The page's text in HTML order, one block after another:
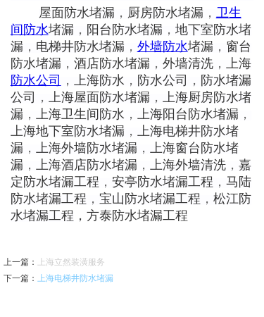
屋面防水堵漏 ， 厨房防水堵漏 ， 卫生
间防水堵漏 ， 阳台防水堵漏 ， 地下室防水堵
漏 ， 电梯井防水堵漏 ， 外墙防水堵漏 ， 窗台
防水堵漏 ， 酒店防水堵漏 ， 外墙清洗， 上海
防水公司
， 上海防水 ， 防水公司 ， 防水堵漏
公司
， 上海屋面防水堵漏 ， 上海厨房防水堵
漏 ， 上海卫生间防水 ， 上海阳台防水堵漏 ，
上海地下室防水堵漏 ， 上海电梯井防水堵
漏 ， 上海外墙防水堵漏 ， 上海窗台防水堵
漏 ， 上海酒店防水堵漏 ， 上海外墙清洗， 嘉
定防水堵漏工程 ， 安亭防水堵漏工程 ， 马陆
防水堵漏工程 ， 宝山防水堵漏工程 ， 松江防
水堵漏工程 ， 方泰防水堵漏工程
上一篇：
上海立然装潢服务
下一篇： 上海电梯井防水堵漏